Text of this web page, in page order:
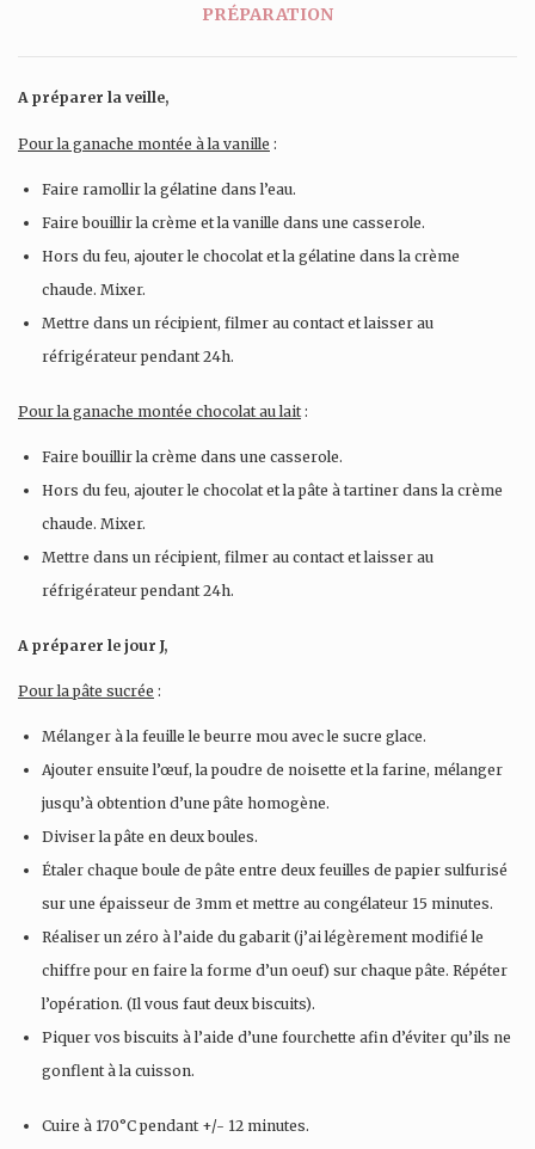
PRÉPARATION
A préparer la veille,
Pour la ganache montée à la vanille :
Faire ramollir la gélatine dans l’eau.
Faire bouillir la crème et la vanille dans une casserole.
Hors du feu, ajouter le chocolat et la gélatine dans la crème
chaude. Mixer.
Mettre dans un récipient, filmer au contact et laisser au
réfrigérateur pendant 24h.
Pour la ganache montée chocolat au lait :
Faire bouillir la crème dans une casserole.
Hors du feu, ajouter le chocolat et la pâte à tartiner dans la crème
chaude. Mixer.
Mettre dans un récipient, filmer au contact et laisser au
réfrigérateur pendant 24h.
A préparer le jour J,
Pour la pâte sucrée :
Mélanger à la feuille le beurre mou avec le sucre glace.
Ajouter ensuite l’œuf, la poudre de noisette et la farine, mélanger
jusqu’à obtention d’une pâte homogène.
Diviser la pâte en deux boules.
Étaler chaque boule de pâte entre deux feuilles de papier sulfurisé
sur une épaisseur de 3mm et mettre au congélateur 15 minutes.
Réaliser un zéro à l’aide du gabarit (j’ai légèrement modifié le
chiffre pour en faire la forme d’un oeuf) sur chaque pâte. Répéter
l’opération. (Il vous faut deux biscuits).
Piquer vos biscuits à l’aide d’une fourchette afin d’éviter qu’ils ne
gonflent à la cuisson.
Cuire à 170°C pendant +/- 12 minutes.